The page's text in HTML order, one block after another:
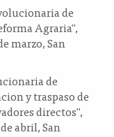
de
Agraria",
marzo, San
de
y traspaso de
directos",
abril, San